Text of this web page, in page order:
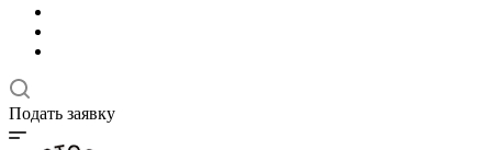
Подать заявку